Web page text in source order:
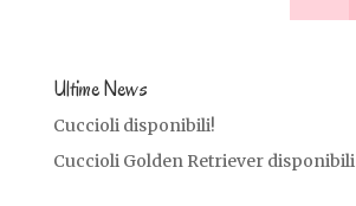
Ultime News
Cuccioli disponibili!
Cuccioli Golden Retriever disponibili